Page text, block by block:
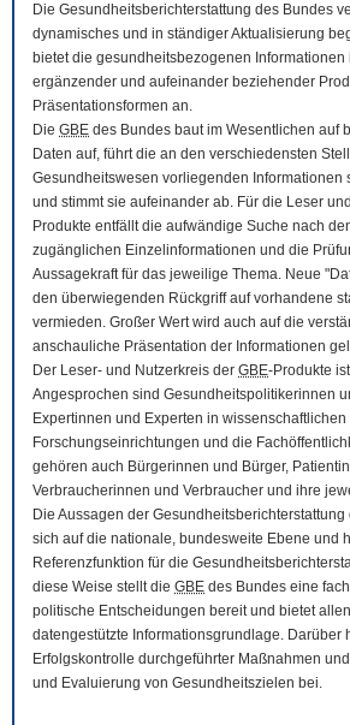
Die Gesundheitsberichterstattung des Bundes
dynamisches und in ständiger Aktualisierung
bietet die gesundheitsbezogenen Informationen
ergänzender und aufeinander beziehender
Präsentationsformen an.
Die GBE des Bundes baut im Wesentlichen auf
Daten auf, führt die an den verschiedensten
Gesundheitswesen vorliegenden Informationen
und stimmt sie aufeinander ab. Für die Leser
Produkte entfällt die aufwändige Suche nach
zugänglichen Einzelinformationen und die
Aussagekraft für das jeweilige Thema. Neue
den überwiegenden Rückgriff auf vorhandene
vermieden. Großer Wert wird auch auf die
anschauliche Präsentation der Informationen
Der Leser- und Nutzerkreis der GBE-Produkte
Angesprochen sind Gesundheitspolitikerinnen
Expertinnen und Experten in wissenschaftlichen
Forschungseinrichtungen und die
gehören auch Bürgerinnen und Bürger,
Verbraucherinnen und Verbraucher und ihre
Die Aussagen der
sich auf die nationale, bundesweite Ebene und
Referenzfunktion für die
diese Weise stellt die GBE des Bundes eine
politische Entscheidungen bereit und bietet
datengestützte Informationsgrundlage. Darüber
Erfolgskontrolle durchgeführter Maßnahmen
und Evaluierung von Gesundheitszielen bei.